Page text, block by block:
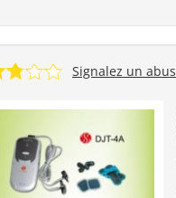
Signalez un abus